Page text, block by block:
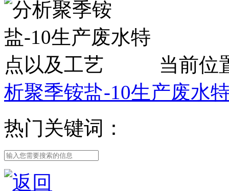
当前位
析聚季铵盐-10生产废水
热门关键词：